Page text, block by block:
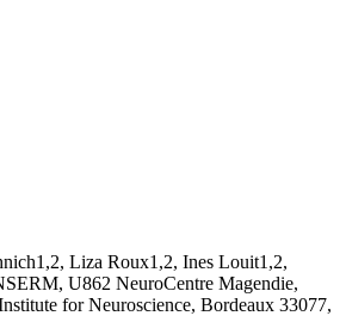
Liza Roux1,2, Ines Louit1,2,
U862 NeuroCentre Magendie,
for Neuroscience, Bordeaux 33077,